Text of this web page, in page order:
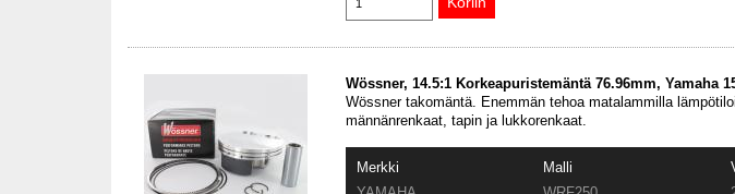
Wössner, 14.5:1 Korkeapuristemäntä 76.96mm, Yamaha
Wössner takomäntä. Enemmän tehoa matalammilla
männänrenkaat, tapin ja lukkorenkaat.
Merkki Malli